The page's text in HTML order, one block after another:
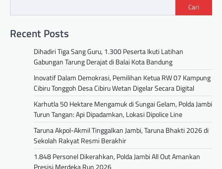
Cari
Recent Posts
Dihadiri Tiga Sang Guru, 1.300 Peserta Ikuti Latihan
Gabungan Tarung Derajat di Balai Kota Bandung
Inovatif Dalam Demokrasi, Pemilihan Ketua RW 07 Kampung
Cibiru Tonggoh Desa Cibiru Wetan Digelar Secara Digital
Karhutla 50 Hektare Mengamuk di Sungai Gelam, Polda Jambi
Turun Tangan: Api Dipadamkan, Lokasi Dipolice Line
Taruna Akpol-Akmil Tinggalkan Jambi, Taruna Bhakti 2026 di
Sekolah Rakyat Resmi Berakhir
1.848 Personel Dikerahkan, Polda Jambi All Out Amankan
Presisi Merdeka Run 2026